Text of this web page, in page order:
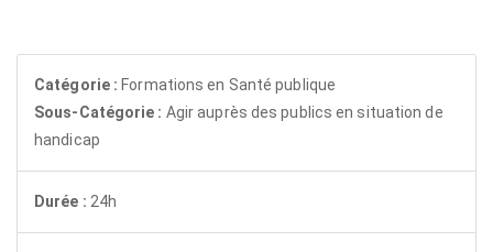
Catégorie : Formations en Santé publique
Sous-Catégorie : Agir auprès des publics en situation de
handicap
Durée : 24h